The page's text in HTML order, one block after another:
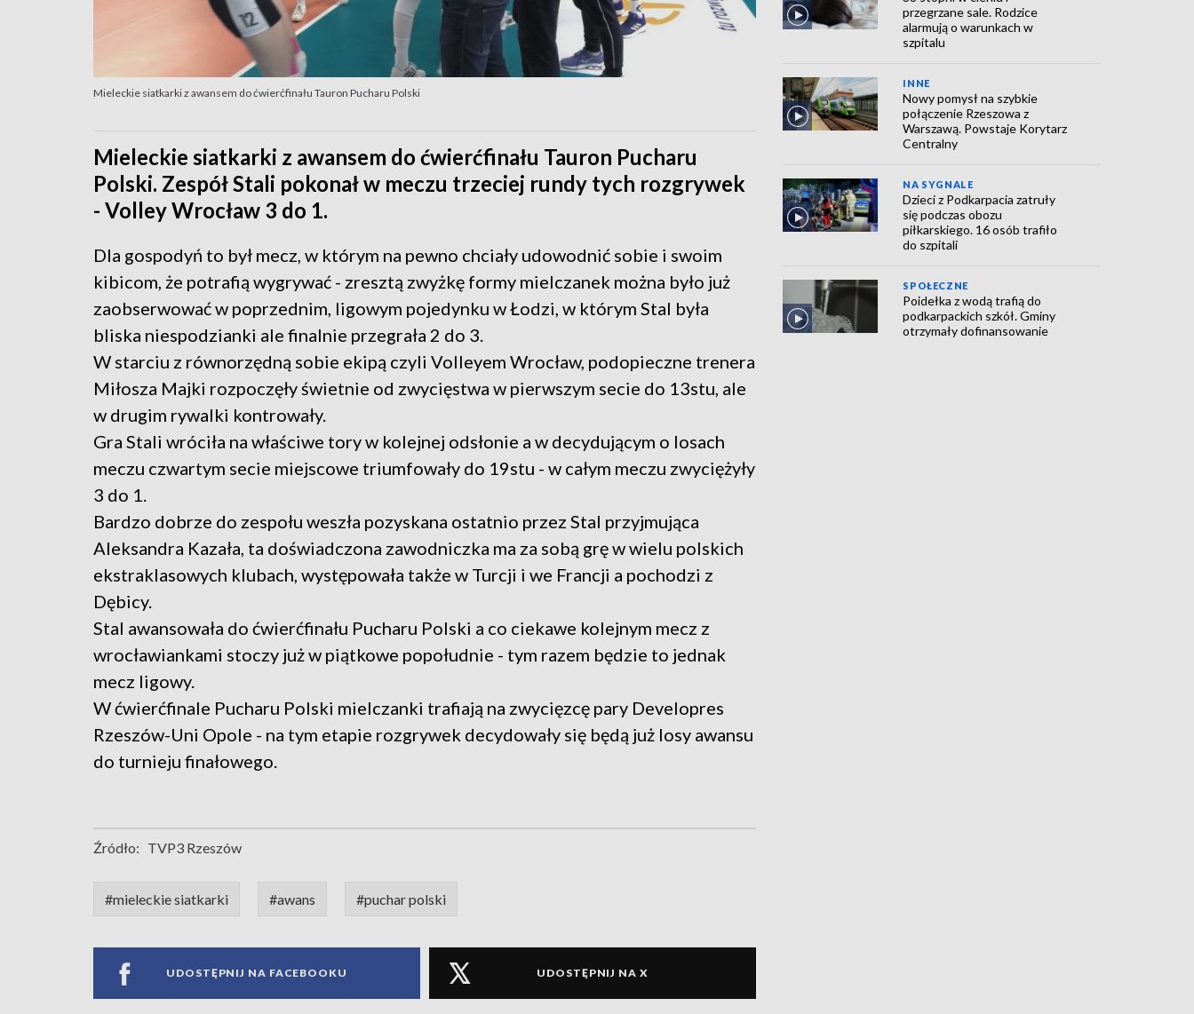
Mieleckie siatkarki z awansem do ćwierćfinału Tauron Pucharu Polski
Mieleckie siatkarki z awansem do ćwierćfinału Tauron Pucharu
Polski. Zespół Stali pokonał w meczu trzeciej rundy tych rozgrywek
- Volley Wrocław 3 do 1.
Dla gospodyń to był mecz, w którym na pewno chciały udowodnić sobie i swoim
kibicom, że potrafią wygrywać - zresztą zwyżkę formy mielczanek można było już
zaobserwować w poprzednim, ligowym pojedynku w Łodzi, w którym Stal była
bliska niespodzianki ale finalnie przegrała 2 do 3.
W starciu z równorzędną sobie ekipą czyli Volleyem Wrocław, podopieczne trenera
Miłosza Majki rozpoczęły świetnie od zwycięstwa w pierwszym secie do 13stu, ale
w drugim rywalki kontrowały.
Gra Stali wróciła na właściwe tory w kolejnej odsłonie a w decydującym o losach
meczu czwartym secie miejscowe triumfowały do 19stu - w całym meczu zwyciężyły
3 do 1.
Bardzo dobrze do zespołu weszła pozyskana ostatnio przez Stal przyjmująca
Aleksandra Kazała, ta doświadczona zawodniczka ma za sobą grę w wielu polskich
ekstraklasowych klubach, występowała także w Turcji i we Francji a pochodzi z
Dębicy.
Stal awansowała do ćwierćfinału Pucharu Polski a co ciekawe kolejnym mecz z
wrocławiankami stoczy już w piątkowe popołudnie - tym razem będzie to jednak
mecz ligowy.
W ćwierćfinale Pucharu Polski mielczanki trafiają na zwycięzcę pary Developres
Rzeszów-Uni Opole - na tym etapie rozgrywek decydowały się będą już losy awansu
do turnieju finałowego.
Źródło: TVP3 Rzeszów
#mieleckie siatkarki #awans #puchar polski
UDOSTĘPNIJ NA FACEBOOKU UDOSTĘPNIJ NA X
przegrzane sale. Rodzice
alarmują o warunkach w
szpitalu
INNE
Nowy pomysł na szybkie
połączenie Rzeszowa z
Warszawą. Powstaje Korytarz
Centralny
NA SYGNALE
Dzieci z Podkarpacia zatruły
się podczas obozu
piłkarskiego. 16 osób trafiło
do szpitali
SPOŁECZNE
Poidełka z wodą trafią do
podkarpackich szkół. Gminy
otrzymały dofinansowanie